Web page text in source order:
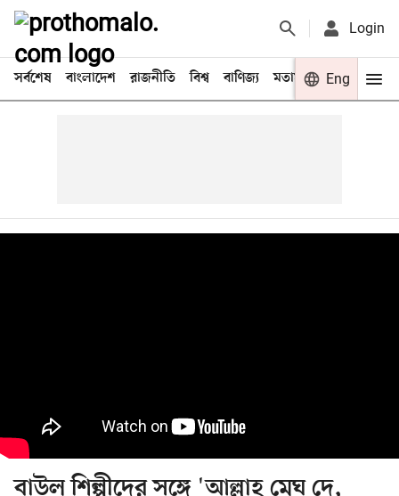
Login
সর্বশেষ বাংলাদেশ রাজনীতি বিশ্ব বাণিজ্য মতামত খেলা
Eng
বাউল শিল্পীদের সঙ্গে 'আল্লাহ মেঘ দে,